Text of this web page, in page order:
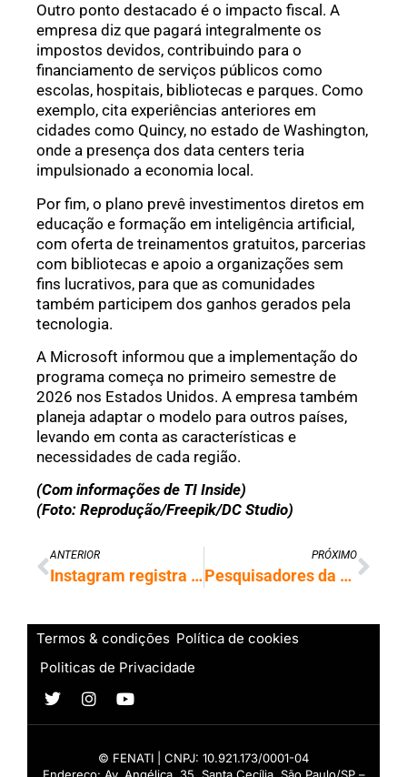
Outro ponto destacado é o impacto fiscal. A
empresa diz que pagará integralmente os
impostos devidos, contribuindo para o
financiamento de serviços públicos como
escolas, hospitais, bibliotecas e parques. Como
exemplo, cita experiências anteriores em
cidades como Quincy, no estado de Washington,
onde a presença dos data centers teria
impulsionado a economia local.
Por fim, o plano prevê investimentos diretos em
educação e formação em inteligência artificial,
com oferta de treinamentos gratuitos, parcerias
com bibliotecas e apoio a organizações sem
fins lucrativos, para que as comunidades
também participem dos ganhos gerados pela
tecnologia.
A Microsoft informou que a implementação do
programa começa no primeiro semestre de
2026 nos Estados Unidos. A empresa também
planeja adaptar o modelo para outros países,
levando em conta as características e
necessidades de cada região.
(Com informações de TI Inside)
(Foto: Reprodução/Freepik/DC Studio)
ANTERIOR
Instagram registra falha que disparou e-mails para redefinição de senha
PRÓXIMO
Pesquisadores da USP desenvolvem bateria recarregável de nióbio comparável a modelos comerciais
Termos & condições Política de cookies
Politicas de Privacidade
© FENATI | CNPJ: 10.921.173/0001-04